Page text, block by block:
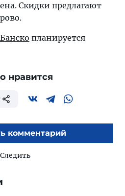
Скидки предлагают
Банско планируется
нравится
комментарий
Следить